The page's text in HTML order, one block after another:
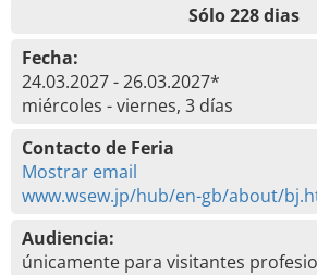
Sólo 228 dias
Fecha:
24.03.2027 - 26.03.2027*
miércoles - viernes, 3 días
Contacto de Feria
Mostrar email
www.wsew.jp/hub/en-gb/about/
Audiencia:
únicamente para visitantes